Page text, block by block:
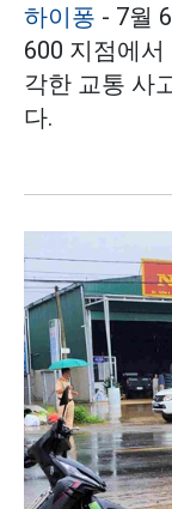
하이퐁 - 7월
600 지점에
각한 교통 사
다.